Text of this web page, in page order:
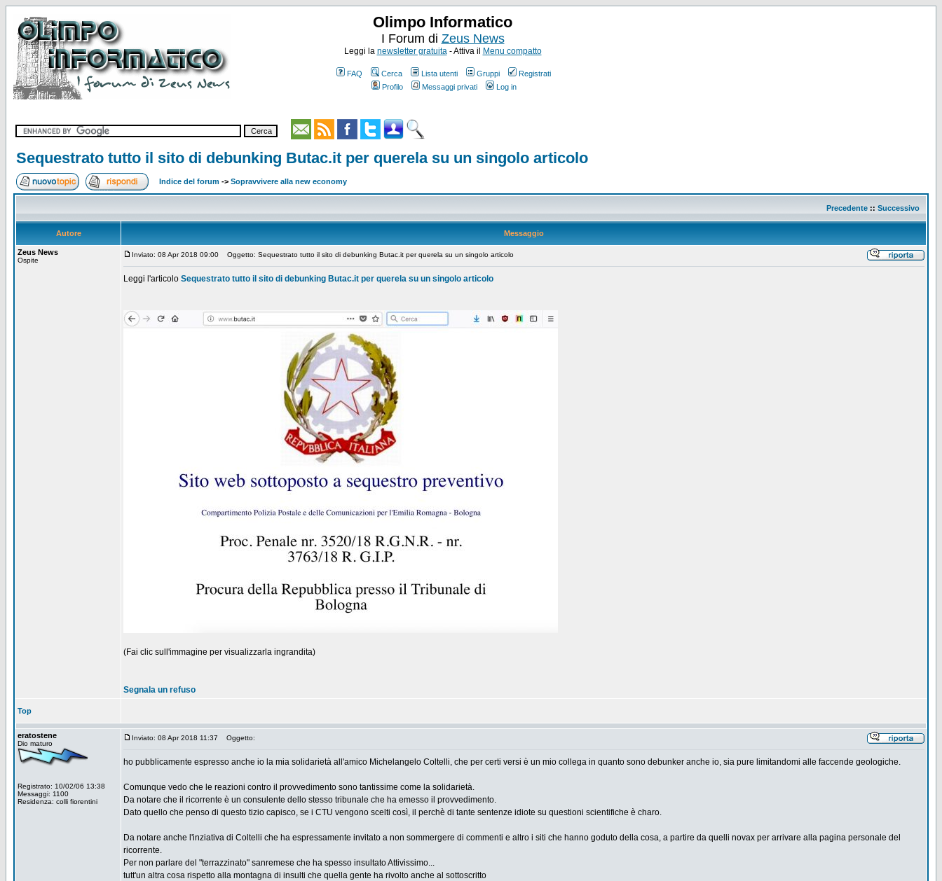
Olimpo Informatico
I Forum di Zeus News
Leggi la newsletter gratuita- Attiva il Menu compatto
FAQ Cerca Lista utenti Gruppi
Registrati
Profilo
Messaggi privati Log in
Sequestrato tutto il sito di debunking Butac.it per querela su un singolo articolo
Indice del forum -> Sopravvivere alla new economy
Precedente :: Successivo
Autore Messaggio
Zeus News
Ospite
Inviato: 08 Apr 2018 09:00 Oggetto: Sequestrato tutto il sito di debunking Butac.it per querela su un singolo articolo
Leggi l'articolo Sequestrato tutto il sito di debunking Butac.it per querela su un singolo articolo
(Fai clic sull'immagine per visualizzarla ingrandita)
Segnala un refuso
Top
eratostene
Dio maturo
Registrato: 10/02/06 13:38
Messaggi: 1100
Residenza: colli fiorentini
Inviato: 08 Apr 2018 11:37 Oggetto:
ho pubblicamente espresso anche io la mia solidarietà all'amico Michelangelo Coltelli, che per certi versi è un mio collega in quanto sono debunker anche io, sia pure limitandomi alle faccende geologiche.
Comunque vedo che le reazioni contro il provvedimento sono tantissime come la solidarietà.
Da notare che il ricorrente è un consulente dello stesso tribunale che ha emesso il provvedimento.
Dato quello che penso di questo tizio capisco, se i CTU vengono scelti così, il perchè di tante sentenze idiote su questioni scientifiche è charo.
Da notare anche l'inziativa di Coltelli che ha espressamente invitato a non sommergere di commenti e altro i siti che hanno goduto della cosa, a partire da quelli novax per arrivare alla pagina personale del
ricorrente.
Per non parlare del "terrazzinato" sanremese che ha spesso insultato Attivissimo...
tutt'un altra cosa rispetto alla montagna di insulti che quella gente ha rivolto anche al sottoscritto